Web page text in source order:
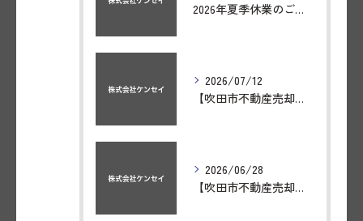
2026年夏季休業のご案内
2026/07/12
【吹田市不動産売却】吹田市南吹田3丁目のテラスハウスが成約いたしました。
2026/06/28
【吹田市不動産売却】吹田市南吹田３丁目の売り土地が成約いたしました。